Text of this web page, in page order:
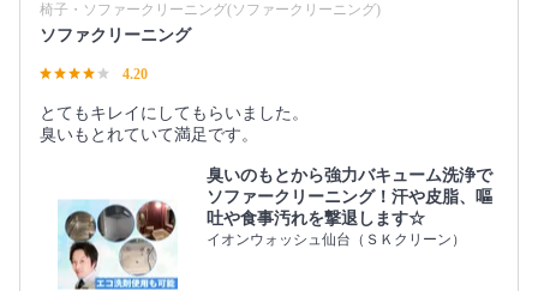
椅子・ソファークリーニング(ソファークリーニング)
ソファクリーニング
4.20
とてもキレイにしてもらいました。
臭いもとれていて満足です。
臭いのもとから強力バキューム洗浄で
ソファークリーニング！汗や皮脂、嘔
吐や食事汚れを撃退します☆
イオンウォッシュ仙台（ＳＫクリーン）